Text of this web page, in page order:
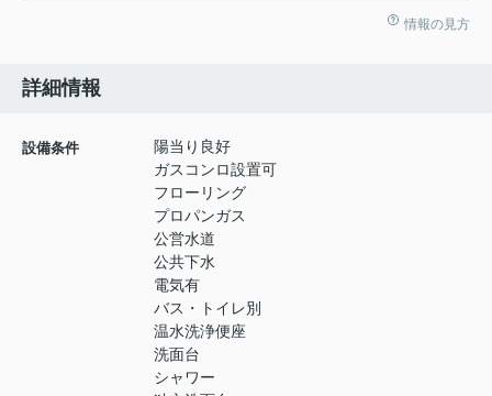
情報の見方
詳細情報
設備条件
陽当り良好
ガスコンロ設置可
フローリング
プロパンガス
公営水道
公共下水
電気有
バス・トイレ別
温水洗浄便座
洗面台
シャワー